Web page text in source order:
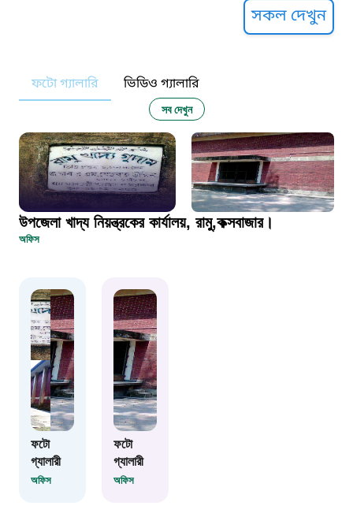
নারী ও শিশু নির্যাতন প্রতিরোধ
১০৬
দুদক
১০২
১৬১২২
স্মার্ট ভূমি সেবা
১০৯৮
শিশু সহায়তা লাইন
১৬১০৯
সকল দেখুন
ফটো গ্যালারি ভিডিও গ্যালারি
সব দেখুন
উপজেলা খাদ্য নিয়ন্ত্রকের কার্যালয়, রামু,কক্সবাজার।
অফিস
ফটো
গ্যালারী
অফিস
ফটো
গ্যালারী
অফিস